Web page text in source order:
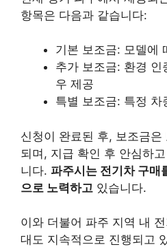
항목은 다음과 같습니다:
기본 보조금: 모델에
추가 보조금: 환경 인
우 제공
특별 보조금: 특정 차
신청이 완료된 후, 보조금
되며, 지급 확인 후 안심하
니다. 파주시는 전기차 구매
으로 노력하고 있습니다.
이와 더불어 파주 지역 내
대도 지속적으로 진행되고